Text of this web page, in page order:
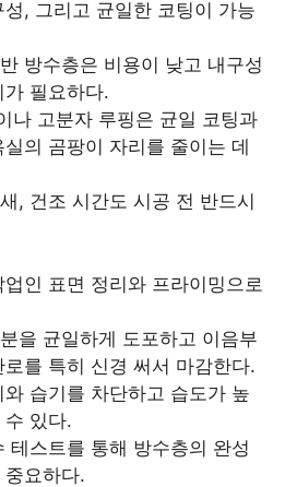
, 그리고 균일한 코팅이 가능
방수층은 비용이 낮고 내구성
필요하다.
나 고분자 루핑은 균일 코팅과
의 곰팡이 자리를 줄이는 데
, 건조 시간도 시공 전 반드시
인 표면 정리와 프라이밍으로
을 균일하게 도포하고 이음부
를 특히 신경 써서 마감한다.
습기를 차단하고 습도가 높
수 있다.
테스트를 통해 방수층의 완성
중요하다.